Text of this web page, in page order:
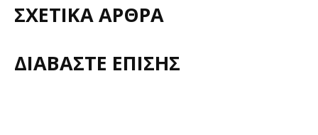
ΣΧΕΤΙΚΑ ΑΡΘΡΑ
ΔΙΑΒΑΣΤΕ ΕΠΙΣΗΣ